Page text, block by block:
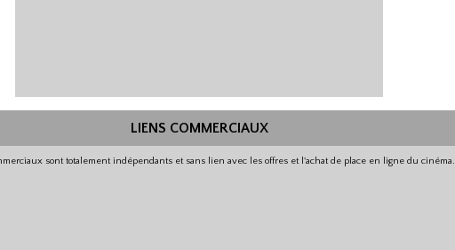
LIENS COMMERCIAUX
sont totalement indépendants et sans lien avec les offres et l'achat de place en ligne du cinéma.